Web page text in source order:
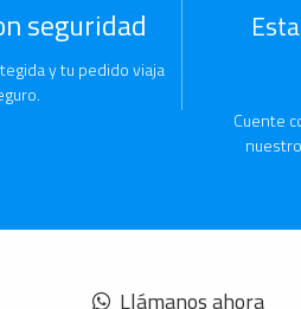
seguridad
y tu pedido viaja
Cuente
Llámanos ahora